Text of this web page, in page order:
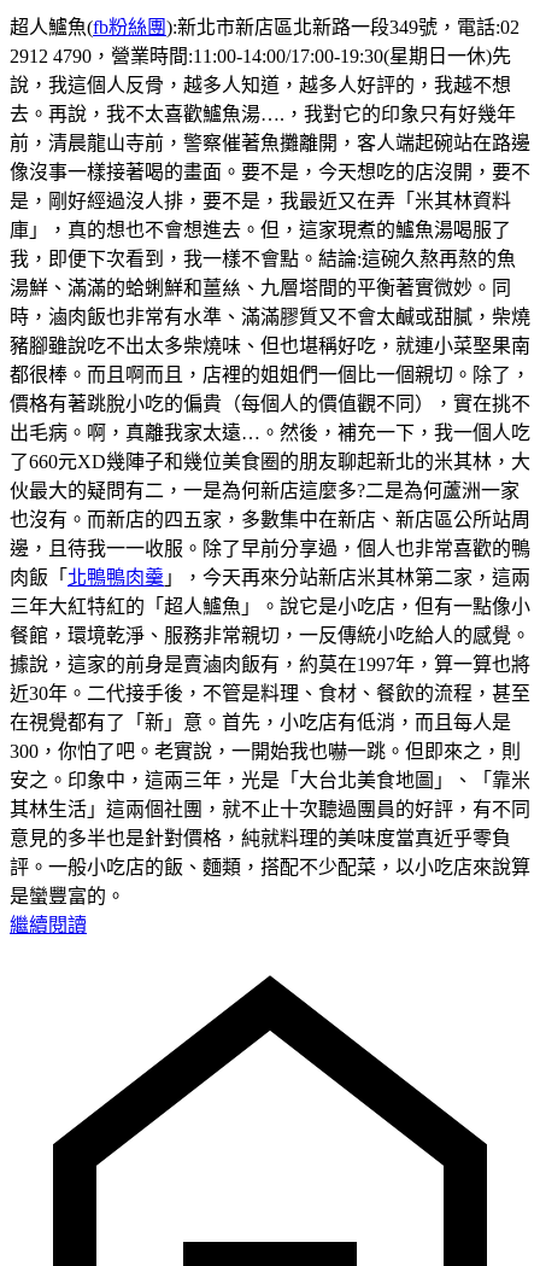
超人鱸魚(fb粉絲團):新北市新店區北新路一段349號，電話:02
2912 4790，營業時間:11:00-14:00/17:00-19:30(星期日一休)先
說，我這個人反骨，越多人知道，越多人好評的，我越不想
去。再說，我不太喜歡鱸魚湯….，我對它的印象只有好幾年
前，清晨龍山寺前，警察催著魚攤離開，客人端起碗站在路邊
像沒事一樣接著喝的畫面。要不是，今天想吃的店沒開，要不
是，剛好經過沒人排，要不是，我最近又在弄「米其林資料
庫」，真的想也不會想進去。但，這家現煮的鱸魚湯喝服了
我，即便下次看到，我一樣不會點。結論:這碗久熬再熬的魚
湯鮮、滿滿的蛤蜊鮮和薑𢇃、九層塔間的平衡著實微妙。同
時，滷肉飯也非常有水準、滿滿膠質又不會太鹹或甜膩，柴燒
豬腳雖說吃不出太多柴燒味、但也堪稱好吃，就連小菜埾果南
都很棒。而且啊而且，店裡的姐姐們一個比一個親切。除了，
價格有著跳脫小吃的偏貴（每個人的價值觀不同），實在挑不
出毛病。啊，真離我家太遠…。然後，補充一下，我一個人吃
了660元XD幾陣子和幾位美食圈的朋友聊起新北的米其林，大
伙最大的疑問有二，一是為何新店這麼多?二是為何蘆洲一家
也沒有。而新店的四五家，多數集中在新店、新店區公所站周
邊，且待我一一收服。除了早前分享過，個人也非常喜歡的鴨
肉飯「 北鴨鴨肉羹 」，今天再來分站新店米其林第二家，這兩
三年大紅特紅的「超人鱸魚」。說它是小吃店，但有一點像小
餐館，環境乾淨、服務非常親切，一反傳統小吃給人的感覺。
據說，這家的前身是賣滷肉飯有，約莫在1997年，算一算也將
近30年。二代接手後，不管是料理、食材、餐飲的流程，甚至
在視覺都有了「新」意。首先，小吃店有低消，而且每人是
300，你怕了吧。老實說，一開始我也嚇一跳。但即來之，則
安之。印象中，這兩三年，光是「大台北美食地圖」、「靠米
其林生活」這兩個社團，就不止十次聽過團員的好評，有不同
意見的多半也是針對價格，純就料理的美味度當真近乎零負
評。一般小吃店的飯、麵類，搭配不少配菜，以小吃店來說算
是蠻豐富的。
繼續閱讀